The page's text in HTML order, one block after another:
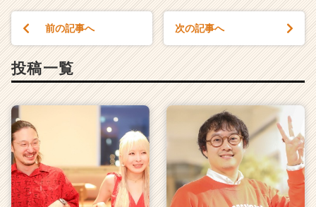
前の記事へ 次の記事へ
投稿一覧